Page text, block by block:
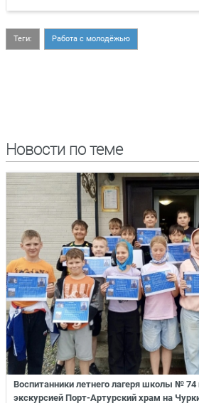
Теги: Работа с молодёжью
Новости по теме
Воспитанники летнего лагеря школы № 74
экскурсией Порт-Артурский храм на